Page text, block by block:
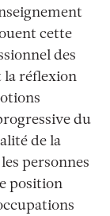
cette
des
la réflexion
du
de la
personnes
position